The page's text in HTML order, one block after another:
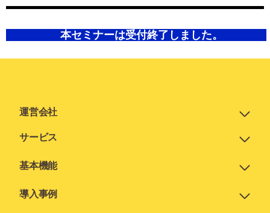
本セミナーは受付終了しました。
運営会社
サービス
基本機能
導入事例